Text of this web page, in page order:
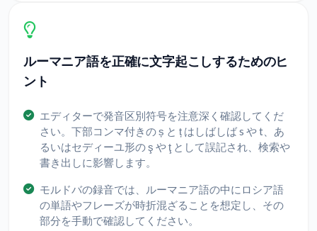
ルーマニア語を正確に文字起こしするためのヒ
ント
エディターで発音区別符号を注意深く確認してくだ
さい。下部コンマ付きの ș と ț はしばしば s や t、あ
るいはセディーユ形の ş や ţ として誤記され、検索や
書き出しに影響します。
モルドバの録音では、ルーマニア語の中にロシア語
の単語やフレーズが時折混ざることを想定し、その
部分を手動で確認してください。